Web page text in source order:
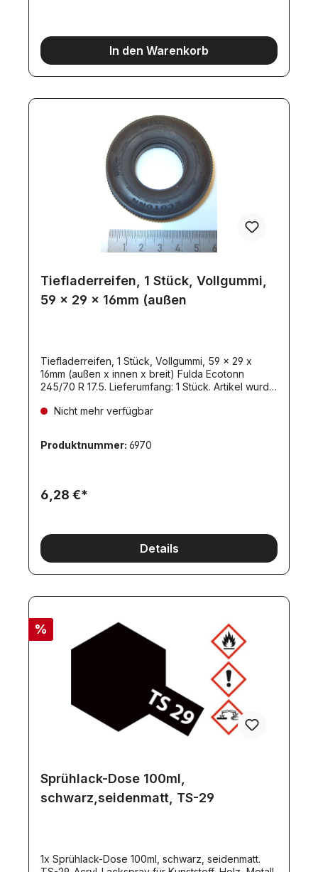
In den Warenkorb
Tiefladerreifen, 1 Stück, Vollgummi,
59 x 29 x 16mm (außen
Tiefladerreifen, 1 Stück, Vollgummi, 59 x 29 x
16mm (außen x innen x breit) Fulda Ecotonn
245/70 R 17.5. Lieferumfang: 1 Stück. Artikel wurde
Felgen: aus Kunststoff: Artikel 1911, 3821, 4365,
Nicht mehr verfügbar
Produktnummer: 6970
6,28 €*
Details
%
Sprühlack-Dose 100ml,
schwarz,seidenmatt, TS-29
1x Sprühlack-Dose 100ml, schwarz, seidenmatt.